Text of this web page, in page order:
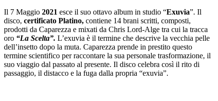
Il 7 Maggio 2021 esce il suo ottavo album in studio “Exuvia”. Il
disco, certificato Platino, contiene 14 brani scritti, composti,
prodotti da Caparezza e mixati da Chris Lord-Alge tra cui la tracca
oro “La Scelta”. L’exuvia è il termine che descrive la vecchia pelle
dell’insetto dopo la muta. Caparezza prende in prestito questo
termine scientifico per raccontare la sua personale trasformazione, il
suo viaggio dal passato al presente. Il disco celebra così il rito di
passaggio, il distacco e la fuga dalla propria “exuvia”.